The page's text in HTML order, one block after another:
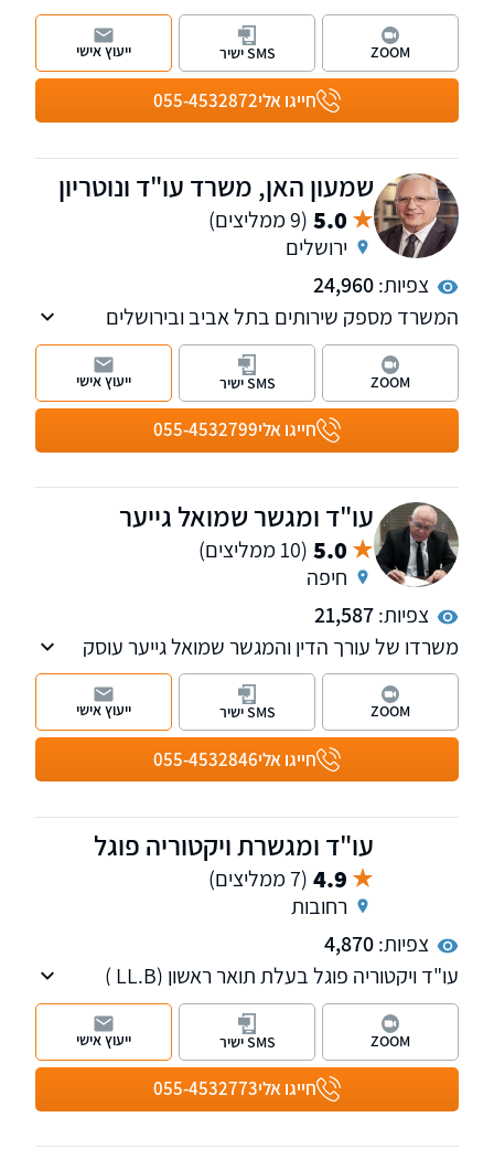
מחלקות לרבות מקרקעין, משפחה, ירושה, הוצאה
לפועל, אזרחי - מסחרי, רשויות, חוזים, לשון הרע,
עבודה. מנהל פורומים תכנון ובניה, אלימות
במשפחה והיטל השבחה הפקעות. חבר בוועדת
מקרקעין וקניין וכן בוועדת ירושה ומשפחה, בלשכת
חייגו אלי055-4532872
ZOOM SMS ישיר ייעוץ אישי
שמעון האן, משרד עו"ד ונוטריון
5.0 (9 ממליצים)
ירושלים
צפיות:24,960
המשרד מספק שירותים בתל אביב ובירושלים
ועוסק במקרקעין, תביעות כספיות, משפט אזרחי
מסחרי, צוואות והסכמי יחסי ממון, הוצאה לפועל
ופשיטות רגל. בנוסף, המשרד
חייגו אלי055-4532799
ZOOM SMS ישיר ייעוץ אישי
עו"ד ומגשר שמואל גייער
5.0 (10 ממליצים)
חיפה
צפיות:21,587
משרדו של עורך הדין והמגשר שמואל גייער עוסק
במגוון תחומים ובהם מקרקעין, ירושות, משפט
מסחרי, משפט בינלאומי וצוואות.
עורך הדין והמגשר שמואל גייער הוא בעל תואר שני
במשפט עסקי באסיה ומשרדיו ממוקמים בחיפה
חייגו אלי055-4532846
ZOOM SMS ישיר ייעוץ אישי
עו"ד ומגשרת ויקטוריה פוגל
4.9 (7 ממליצים)
רחובות
צפיות:4,870
עו"ד ויקטוריה פוגל בעלת תואר ראשון (LL.B )
ותואר שני (LL.M ) במשפטים, עם כניסתה לעולם
המשפט מיקדה פעילותה לתחום דיני המשפחה,
מקרקעין נדל"ן ותביעות נזיקין.
חייגו אלי055-4532773
ZOOM SMS ישיר ייעוץ אישי